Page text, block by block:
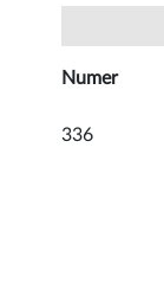
Numer
336